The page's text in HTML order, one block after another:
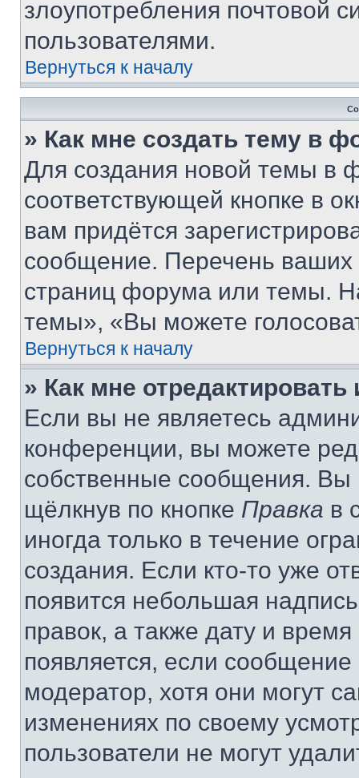
злоупотребления почтовой
пользователями.
Вернуться к началу
» Как мне создать тему в
Для создания новой темы в
соответствующей кнопке в
вам придётся
сообщение. Перечень ваших
страниц форума или темы.
темы», «Вы можете
Вернуться к началу
» Как мне
Если вы не являетесь
конференции, вы можете
собственные сообщения. Вы
щёлкнув по кнопке Правка в
иногда только в течение
создания. Если кто-то уже
появится небольшая
правок, а также дату и
появляется, если
модератор, хотя они могут
изменениях по своему
пользователи не могут